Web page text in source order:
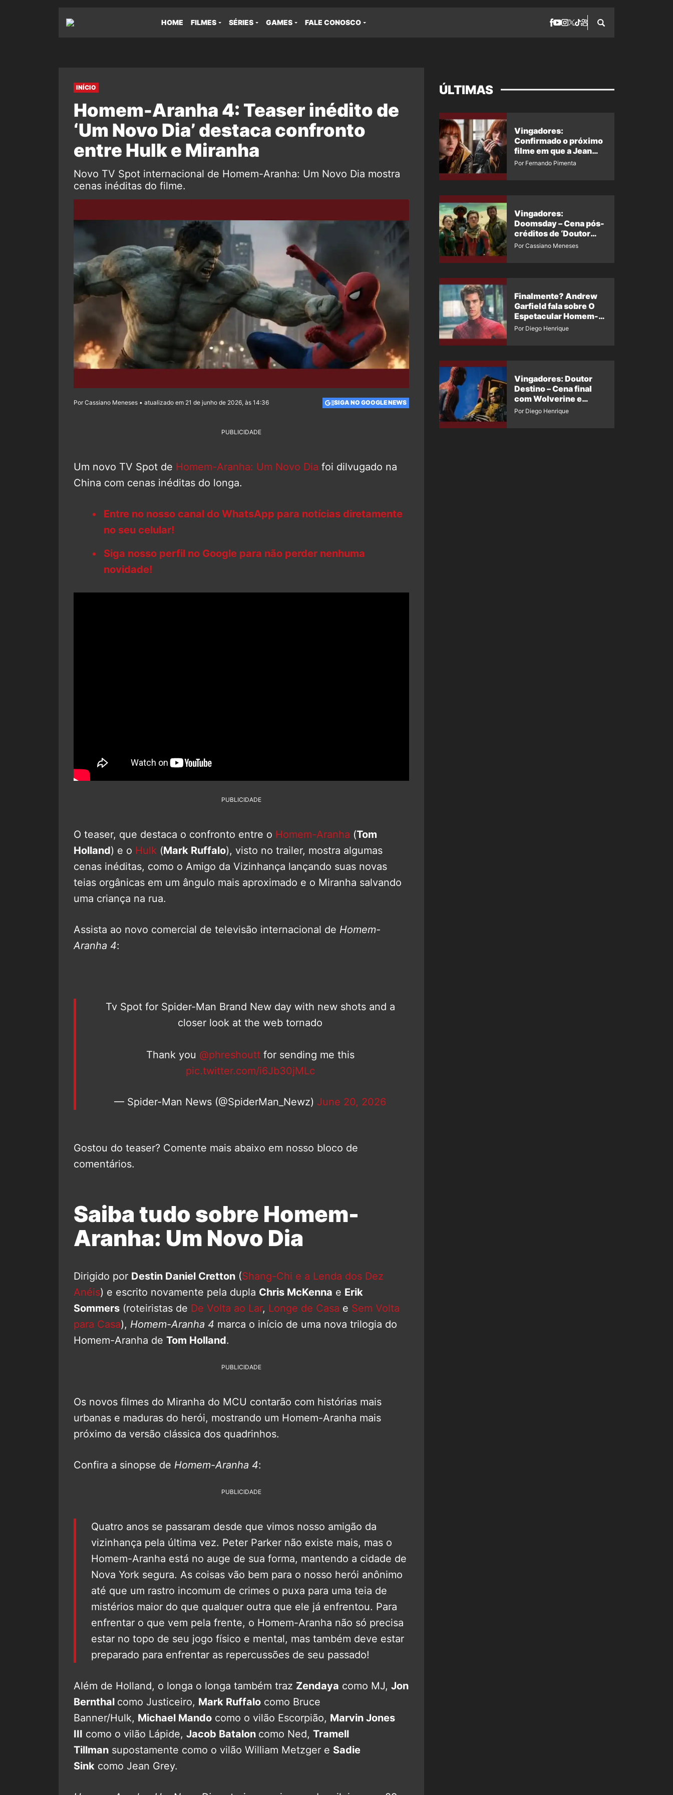
HOME FILMES SÉRIES GAMES FALE CONOSCO
INÍCIO
Homem-Aranha 4: Teaser inédito de
‘Um Novo Dia’ destaca confronto
entre Hulk e Miranha
Novo TV Spot internacional de Homem-Aranha: Um Novo Dia mostra
cenas inéditas do filme.
Por Cassiano Meneses • atualizado em 21 de junho de 2026, às 14:36 SIGA NO GOOGLE NEWS
PUBLICIDADE
Um novo TV Spot de Homem-Aranha: Um Novo Dia foi dilvugado na
China com cenas inéditas do longa.
Entre no nosso canal do WhatsApp para notícias diretamente
no seu celular!
Siga nosso perfil no Google para não perder nenhuma
novidade!
PUBLICIDADE
O teaser, que destaca o confronto entre o Homem-Aranha (Tom
Holland) e o Hulk (Mark Ruffalo), visto no trailer, mostra algumas
cenas inéditas, como o Amigo da Vizinhança lançando suas novas
teias orgânicas em um ângulo mais aproximado e o Miranha salvando
uma criança na rua.
Assista ao novo comercial de televisão internacional de Homem-
Aranha 4:
Tv Spot for Spider-Man Brand New day with new shots and a
closer look at the web tornado
Thank you @phreshouttfor sending me this
pic.twitter.com/i6Jb30jMLc
— Spider-Man News (@SpiderMan_Newz) June 20, 2026
Gostou do teaser? Comente mais abaixo em nosso bloco de
comentários.
Saiba tudo sobre Homem-
Aranha: Um Novo Dia
Dirigido por Destin Daniel Cretton (Shang-Chi e a Lenda dos Dez
Anéis) e escrito novamente pela dupla Chris McKenna e Erik
Sommers (roteiristas de De Volta ao Lar, Longe de Casa e Sem Volta
para Casa), Homem-Aranha 4 marca o início de uma nova trilogia do
Homem-Aranha de Tom Holland.
PUBLICIDADE
Os novos filmes do Miranha do MCU contarão com histórias mais
urbanas e maduras do herói, mostrando um Homem-Aranha mais
próximo da versão clássica dos quadrinhos.
Confira a sinopse de Homem-Aranha 4:
PUBLICIDADE
Quatro anos se passaram desde que vimos nosso amigão da
vizinhança pela última vez. Peter Parker não existe mais, mas o
Homem-Aranha está no auge de sua forma, mantendo a cidade de
Nova York segura. As coisas vão bem para o nosso herói anônimo
até que um rastro incomum de crimes o puxa para uma teia de
mistérios maior do que qualquer outra que ele já enfrentou. Para
enfrentar o que vem pela frente, o Homem-Aranha não só precisa
estar no topo de seu jogo físico e mental, mas também deve estar
preparado para enfrentar as repercussões de seu passado!
Além de Holland, o longa o longa também traz Zendaya como MJ, Jon
Bernthal como Justiceiro, Mark Ruffalo como Bruce
Banner/Hulk, Michael Mando como o vilão Escorpião, Marvin Jones
III como o vilão Lápide, Jacob Batalon como Ned, Tramell
Tillman supostamente como o vilão William Metzger e Sadie
Sink como Jean Grey.
ÚLTIMAS
Vingadores:
Confirmado o próximo
filme em que a Jean
Grey irá aparecer
Por Fernando Pimenta
Vingadores:
Doomsday – Cena pós-
créditos de ‘Doutor
Destino’ é revelada
Por Cassiano Meneses
Finalmente? Andrew
Garfield fala sobre O
Espetacular Homem-
Aranha 3
Por Diego Henrique
Vingadores: Doutor
Destino – Cena final
com Wolverine e
Homem-Aranha de
Por Diego Henrique